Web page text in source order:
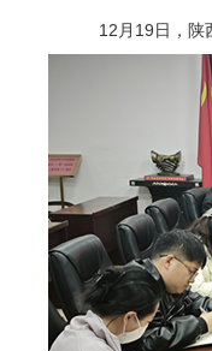
12月19日，陕